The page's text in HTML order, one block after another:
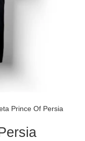
Prince Of Persia